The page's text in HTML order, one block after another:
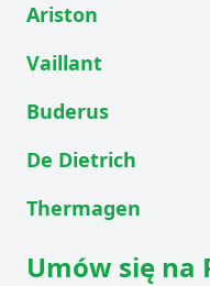
Ariston
Vaillant
Buderus
De Dietrich
Thermagen
Umów się na